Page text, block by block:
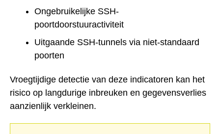
Ongebruikelijke SSH-
poortdoorstuuractiviteit
Uitgaande SSH-tunnels via niet-standaard
poorten
Vroegtijdige detectie van deze indicatoren kan het
risico op langdurige inbreuken en gegevensverlies
aanzienlijk verkleinen.